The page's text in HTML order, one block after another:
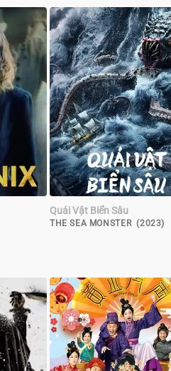
Quái Vật Biển Sâu
THE SEA MONSTER (2023)